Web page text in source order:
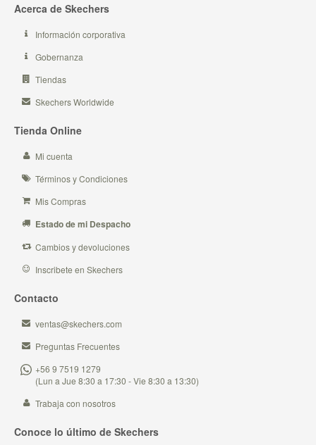
Acerca de Skechers
Información corporativa
Gobernanza
Tiendas
Skechers Worldwide
Tienda Online
Mi cuenta
Términos y Condiciones
Mis Compras
Estado de mi Despacho
Cambios y devoluciones
Inscribete en Skechers
Contacto
ventas@skechers.com
Preguntas Frecuentes
+56 9 7519 1279
(Lun a Jue 8:30 a 17:30 - Vie 8:30 a 13:30)
Trabaja con nosotros
Conoce lo último de Skechers